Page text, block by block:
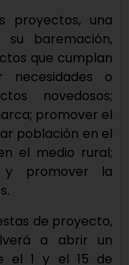
proyectos, una
baremación,
que cumplan
necesidades o
novedosos;
promover el
población en el
el medio rural;
y promover la
de proyecto,
a abrir un
el 1 y el 15 de